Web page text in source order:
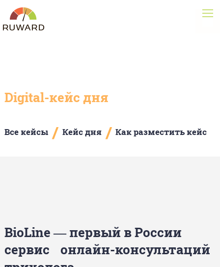
Digital-кейс дня
Все кейсы / Кейс дня / Как разместить кейс
BioLine — первый в России
сервис онлайн-консультаций